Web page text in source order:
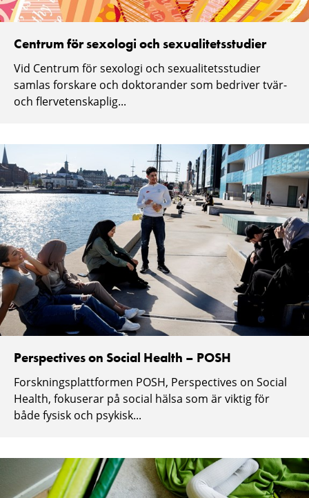
Centrum för sexologi och sexualitetsstudier
Vid Centrum för sexologi och sexualitetsstudier
samlas forskare och doktorander som bedriver tvär-
och flervetenskaplig...
Perspectives on Social Health – POSH
Forskningsplattformen POSH, Perspectives on Social
Health, fokuserar på social hälsa som är viktig för
både fysisk och psykisk...